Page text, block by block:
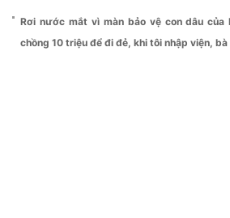
Rơi nước mắt vì màn bảo vệ con dâu của
chồng 10 triệu để đi đẻ, khi tôi nhập viện,